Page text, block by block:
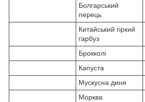
Болгарський
перець
Китайський гіркий
гарбуз
Брокколі
Капуста
Мускусна диня
Морква